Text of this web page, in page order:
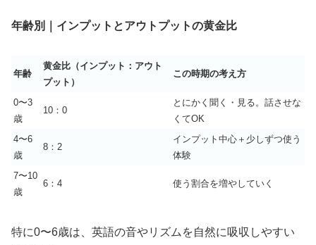
年齢別｜インプットとアウトプットの黄金比
年齢
黄金比（インプット：アウト
プット）
この時期の考え方
0〜3
歳
10：0
とにかく聞く・見る。話させな
くてOK
4〜6
歳
8：2
インプット中心＋少しずつ使う
体験
7〜10
歳
6：4 使う割合を増やしていく
特に0〜6歳は、英語の音やリズムを自然に吸収しやすい